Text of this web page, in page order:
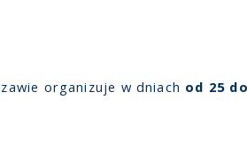
organizuje w dniach od 25 do